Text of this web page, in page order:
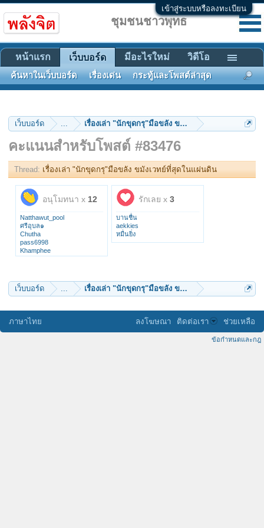
เข้าสู่ระบบหรือลงทะเบียน
เว็บบอร์ด ... เรื่องเล่า "นักขุดกรุ"มือขลัง ขมังเวทย์ที่สุดในแผ่นดิน
คะแนนสำหรับโพสต์ #83476
Thread: เรื่องเล่า "นักขุดกรุ"มือขลัง ขมังเวทย์ที่สุดในแผ่นดิน
อนุโมทนา x 12
Natthawut_pool
ศรีอุบล๑
Chutha
pass6998
Khamphee
Pattana
chaivat chinkidjakar
บัวแรกแย้ม
รักเลย x 3
บานชื่น
aekkies
หมื่นยิ่ง
เว็บบอร์ด ... เรื่องเล่า "นักขุดกรุ"มือขลัง ขมังเวทย์ที่สุดในแผ่นดิน
ชุมชนชาวพุทธ
หน้าแรก เว็บบอร์ด
ค้นหาในเว็บบอร์ด เรื่องเด่น กระทู้และโพสต์ล่าสุด
มีอะไรใหม่ วิดีโอ
ภาษาไทย ลงโฆษณา ติดต่อเรา ช่วยเหลือ
ข้อกำหนดและกฎ